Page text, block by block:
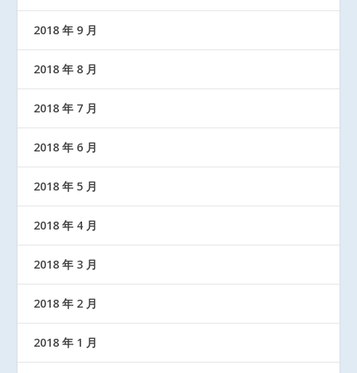
2018 年 9 月
2018 年 8 月
2018 年 7 月
2018 年 6 月
2018 年 5 月
2018 年 4 月
2018 年 3 月
2018 年 2 月
2018 年 1 月